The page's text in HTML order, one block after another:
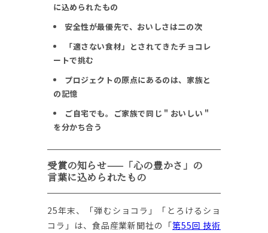
に込められたもの
安全性が最優先で、おいしさは二の次
「適さない食材」とされてきたチョコレ
ートで挑む
プロジェクトの原点にあるのは、家族と
の記憶
ご自宅でも。ご家族で同じ＂おいしい＂
を分かち合う
受賞の知らせ——「心の豊かさ」の
言葉に込められたもの
25年末、「弾むショコラ」「とろけるショ
コラ」は、食品産業新聞社の「第55回 技術